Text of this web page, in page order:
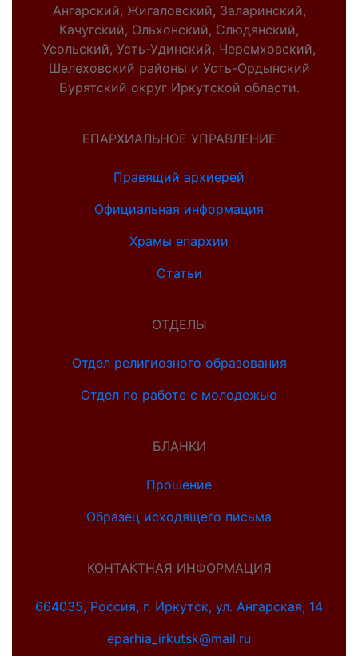
Ангарский, Жигаловский, Заларинский,
Качугский, Ольхонский, Слюдянский,
Усольский, Усть-Удинский, Черемховский,
Шелеховский районы и Усть-Ордынский
Бурятский округ Иркутской области.
ЕПАРХИАЛЬНОЕ УПРАВЛЕНИЕ
Правящий архиерей
Официальная информация
Храмы епархии
Статьи
ОТДЕЛЫ
Отдел религиозного образования
Отдел по работе с молодежью
БЛАНКИ
Прошение
Образец исходящего письма
КОНТАКТНАЯ ИНФОРМАЦИЯ
664035, Россия, г. Иркутск, ул. Ангарская, 14
eparhia_irkutsk@mail.ru